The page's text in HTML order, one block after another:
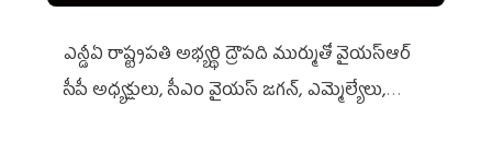
ఎన్డీఏ రాష్ట్ర‌ప‌తి అభ్య‌ర్థి ద్రౌప‌ది ముర్ముతో వైయ‌స్ఆర్
సీపీ అధ్య‌క్షులు, సీఎం వైయ‌స్ జ‌గ‌న్, ఎమ్మెల్యేలు,